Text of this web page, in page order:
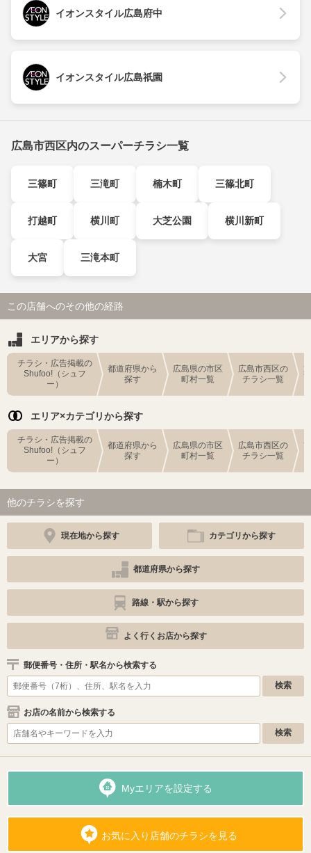
イオンスタイル広島府中
イオンスタイル広島祇園
広島市西区内のスーパーチラシ一覧
三篠町 三滝町 楠木町 三篠北町
打越町 横川町 大芝公園 横川新町
大宮 三滝本町
この店舗へのその他の経路
エリアから探す
チラシ・広告掲載の
Shufoo!（シュフ
ー）
都道府県から
探す
広島県の市区
町村一覧
広島市西区の
チラシ一覧
エリア×カテゴリから探す
チラシ・広告掲載の
Shufoo!（シュフ
ー）
都道府県から
探す
広島県の市区
町村一覧
広島市西区の
チラシ一覧
他のチラシを探す
現在地から探す カテゴリから探す
都道府県から探す
路線・駅から探す
よく行くお店から探す
郵便番号・住所・駅名から検索する
お店の名前から検索する
Myエリアを設定する
お気に入り店舗のチラシを見る